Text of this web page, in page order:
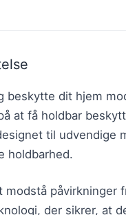
beskytte dit hjem
at få holdbar
til udvendige
holdbarhed.
påvirkninger
der sikrer, at